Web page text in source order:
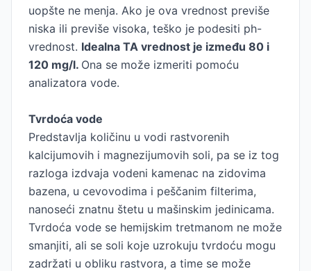
uopšte ne menja. Ako je ova vrednost previše
niska ili previše visoka, teško je podesiti ph-
vrednost. Idealna TA vrednost je između 80 i
120 mg/l. Ona se može izmeriti pomoću
analizatora vode.
Tvrdoća vode
Predstavlja količinu u vodi rastvorenih
kalcijumovih i magnezijumovih soli, pa se iz tog
razloga izdvaja vodeni kamenac na zidovima
bazena, u cevovodima i peščanim filterima,
nanoseći znatnu štetu u mašinskim jedinicama.
Tvrdoća vode se hemijskim tretmanom ne može
smanjiti, ali se soli koje uzrokuju tvrdoću mogu
zadržati u obliku rastvora, a time se može